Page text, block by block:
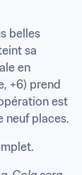
belles
sa
en
+6) prend
est
neuf places.